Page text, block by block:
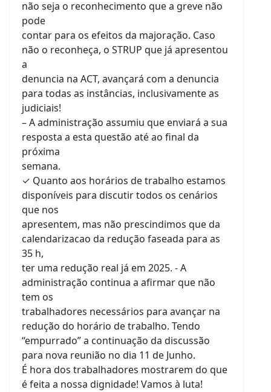
não seja o reconhecimento que a greve não
pode
contar para os efeitos da majoração. Caso
não o reconheça, o STRUP que já apresentou
a
denuncia na ACT, avançará com a denuncia
para todas as instâncias, inclusivamente as
judiciais!
– A administração assumiu que enviará a sua
resposta a esta questão até ao final da
próxima
semana.
✓ Quanto aos horários de trabalho estamos
disponíveis para discutir todos os cenários
que nos
apresentem, mas não prescindimos que da
calendarizacao da redução faseada para as
35 h,
ter uma redução real já em 2025. - A
administração continua a afirmar que não
tem os
trabalhadores necessários para avançar na
redução do horário de trabalho. Tendo
“empurrado” a continuação da discussão
para nova reunião no dia 11 de Junho.
É hora dos trabalhadores mostrarem do que
é feita a nossa dignidade! Vamos à luta!